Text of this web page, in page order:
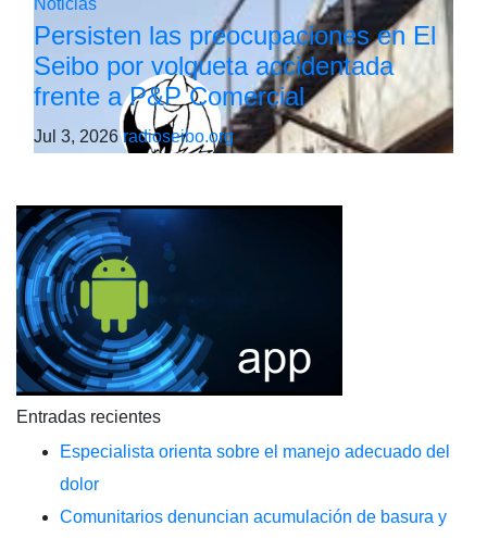
Persisten las preocupaciones en El
Seibo por volqueta accidentada
frente a P&P Comercial
Jul 3, 2026radioseibo.org
Entradas recientes
Especialista orienta sobre el manejo adecuado del
dolor
Comunitarios denuncian acumulación de basura y